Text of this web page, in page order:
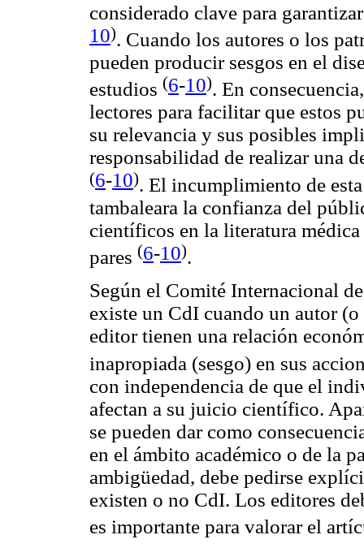
considerado clave para
10). Cuando los autores o los
pueden producir sesgos en el
estudios (6-10). En
lectores para facilitar que estos
su relevancia y sus posibles
responsabilidad de realizar una
(6-10). El incumplimiento de
tambaleara la confianza del
científicos en la literatura
pares (6-10).
Según el Comité Internacional
existe un CdI cuando un autor
editor tienen una relación
inapropiada (sesgo) en sus
con independencia de que el
afectan a su juicio científico.
se pueden dar como
en el ámbito académico o de la
ambigüedad, debe pedirse
existen o no CdI. Los editores
es importante para valorar el